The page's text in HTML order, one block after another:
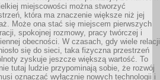
miejscowości można stworzyć
która ma znaczenie większe niż jej
Może ona stać się miejscem pierwszych
spokojnej rozmowy, pracy twórczej i
obecności. W czasach, gdy wiele relacji
się do sieci, taka fizyczna przestrzeń
zyskuje jeszcze większą wartość. To
tutaj ludzie przypominają sobie, że rozwój
oznaczać wyłącznie nowych technologii i